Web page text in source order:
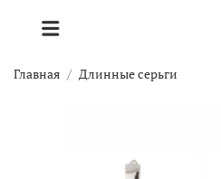
Главная Длинные серьги